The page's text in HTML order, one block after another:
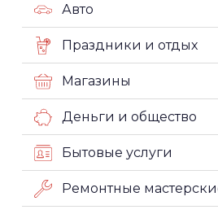
Авто
Праздники и отдых
Магазины
Деньги и общество
Бытовые услуги
Ремонтные